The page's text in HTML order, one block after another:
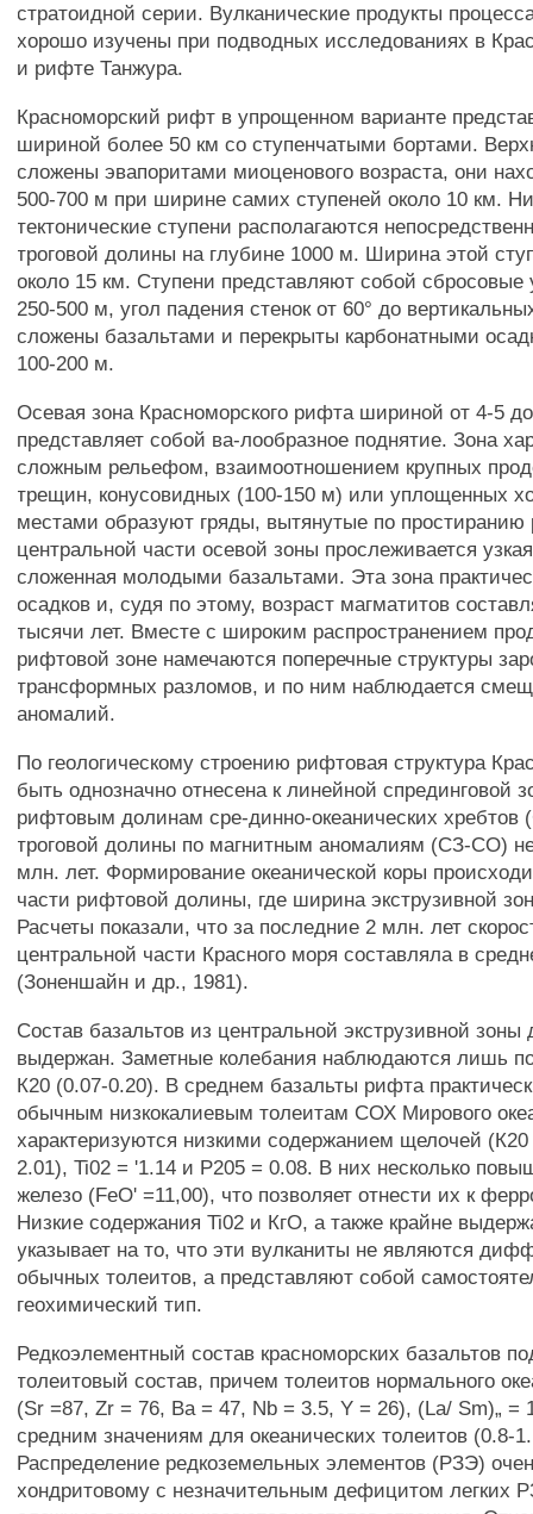
стратоидной серии. Вулканические продукты
хорошо изучены при подводных исследованиях в
и рифте Танжура.
Красноморский рифт в упрощенном варианте
шириной более 50 км со ступенчатыми бортами.
сложены эвапоритами миоценового возраста, они
500-700 м при ширине самих ступеней около 10 км.
тектонические ступени располагаются
троговой долины на глубине 1000 м. Ширина этой
около 15 км. Ступени представляют собой сбросовые
250-500 м, угол падения стенок от 60° до
сложены базальтами и перекрыты карбонатными
100-200 м.
Осевая зона Красноморского рифта шириной от 4-5
представляет собой ва-лообразное поднятие. Зона
сложным рельефом, взаимоотношением крупных
трещин, конусовидных (100-150 м) или уплощенных
местами образуют гряды, вытянутые по
центральной части осевой зоны прослеживается
сложенная молодыми базальтами. Эта зона
осадков и, судя по этому, возраст магматитов
тысячи лет. Вместе с широким распространением
рифтовой зоне намечаются поперечные структуры
трансформных разломов, и по ним наблюдается
аномалий.
По геологическому строению рифтовая структура
быть однозначно отнесена к линейной спрединговой
рифтовым долинам сре-динно-океанических хребтов
троговой долины по магнитным аномалиям (СЗ-СО)
млн. лет. Формирование океанической коры
части рифтовой долины, где ширина экструзивной
Расчеты показали, что за последние 2 млн. лет
центральной части Красного моря составляла в
(Зоненшайн и др., 1981).
Состав базальтов из центральной экструзивной зоны
выдержан. Заметные колебания наблюдаются лишь
К20 (0.07-0.20). В среднем базальты рифта
обычным низкокалиевым толеитам СОХ Мирового
характеризуются низкими содержанием щелочей
2.01), Ti02 = '1.14 и Р205 = 0.08. В них несколько
железо (FeO' =11,00), что позволяет отнести их к
Низкие содержания Ti02 и КгО, а также крайне
указывает на то, что эти вулканиты не являются
обычных толеитов, а представляют собой
геохимический тип.
Редкоэлементный состав красноморских базальтов
толеитовый состав, причем толеитов нормального
(Sr =87, Zr = 76, Ва = 47, Nb = 3.5, Y = 26), (La/ Sm)„ =
средним значениям для океанических толеитов (0.8-
Распределение редкоземельных элементов (РЗЭ)
хондритовому с незначительным дефицитом легких